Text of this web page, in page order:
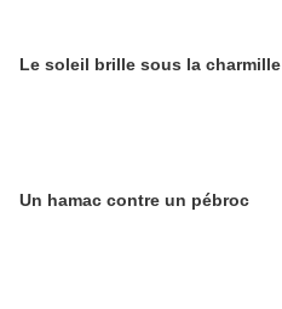
Le soleil brille sous la charmille
Un hamac contre un pébroc